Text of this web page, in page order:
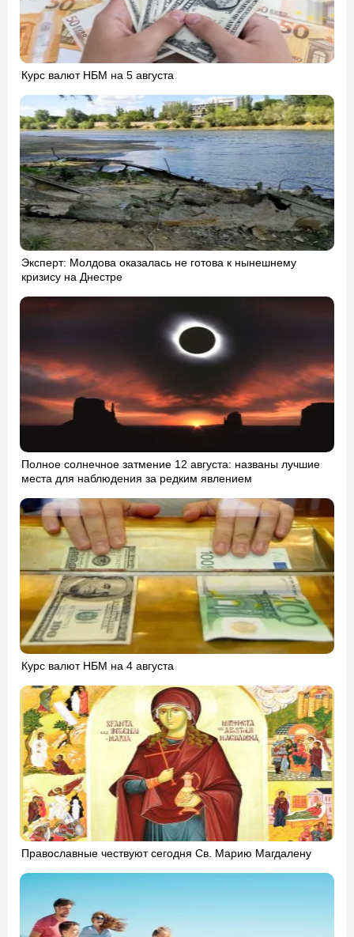
Курс валют НБМ на 5 августа
Эксперт: Молдова оказалась не готова к нынешнему
кризису на Днестре
Полное солнечное затмение 12 августа: названы лучшие
места для наблюдения за редким явлением
Курс валют НБМ на 4 августа
Православные чествуют сегодня Св. Марию Магдалену